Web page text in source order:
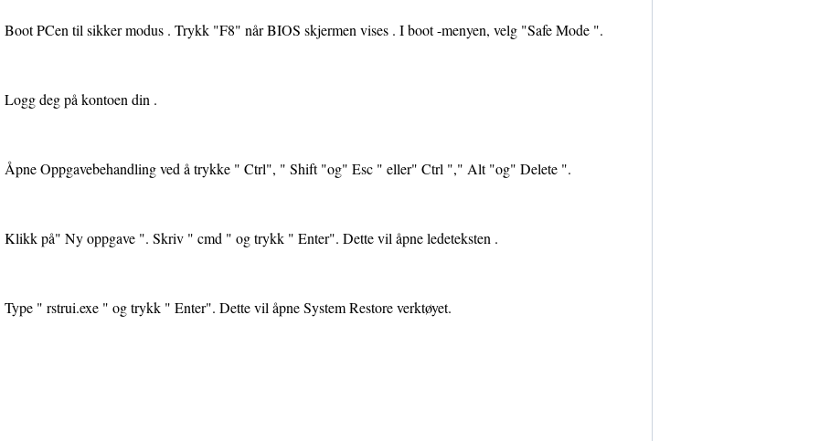
Boot PCen til sikker modus . Trykk "F8" når BIOS skjermen vises . I boot -menyen, velg "Safe Mode ".
Logg deg på kontoen din .
Åpne Oppgavebehandling ved å trykke " Ctrl", " Shift "og" Esc " eller" Ctrl "," Alt "og" Delete ".
Klikk på" Ny oppgave ". Skriv " cmd " og trykk " Enter". Dette vil åpne ledeteksten .
Type " rstrui.exe " og trykk " Enter". Dette vil åpne System Restore verktøyet.